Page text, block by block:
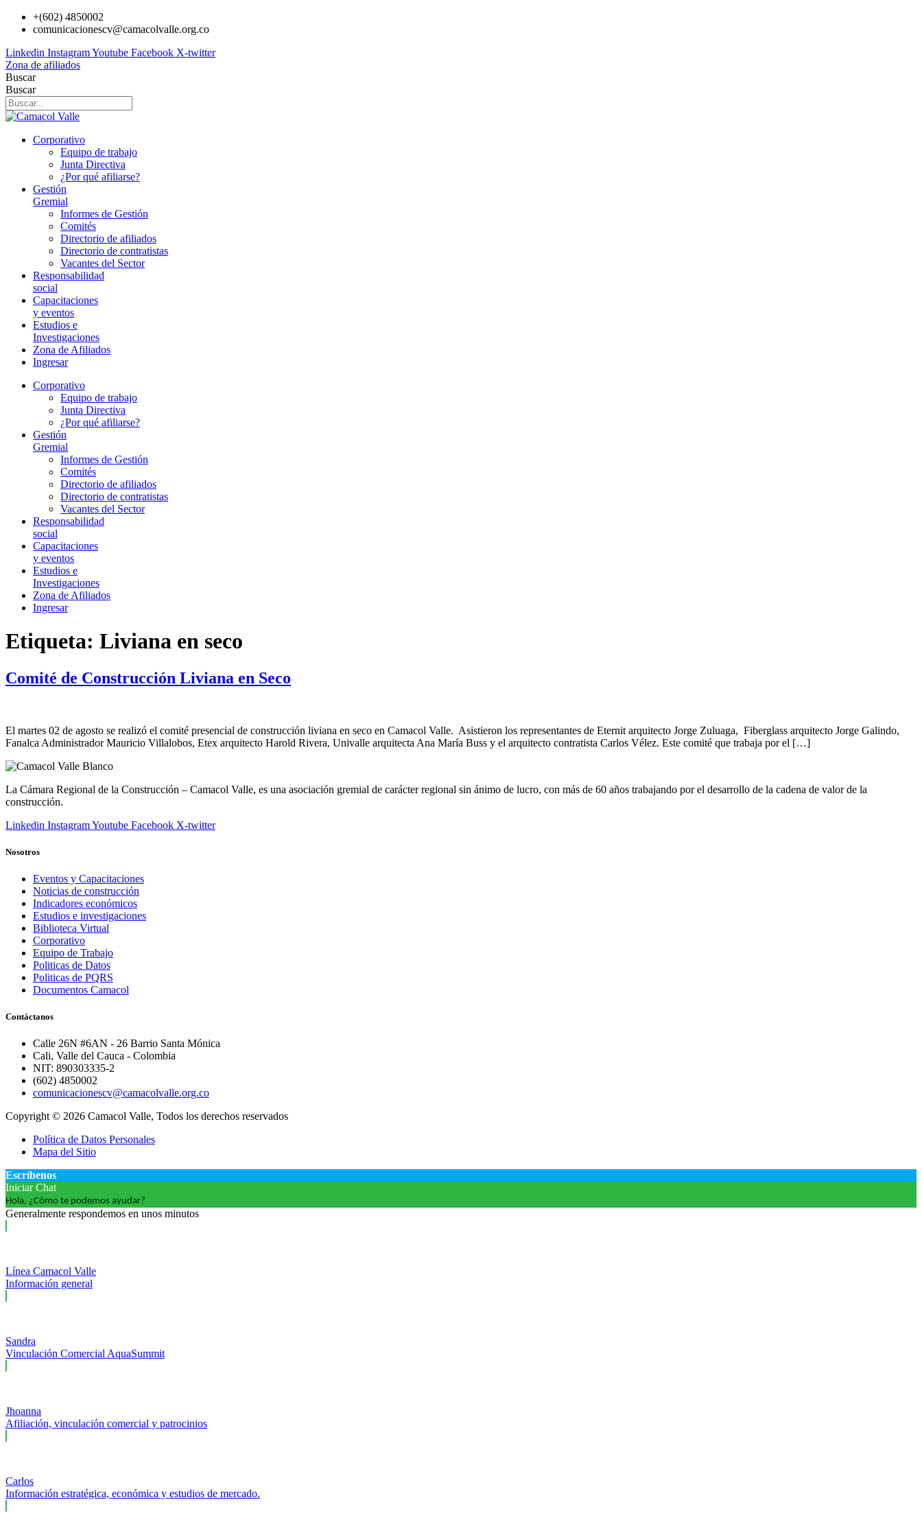
+(602) 4850002
comunicacionescv@camacolvalle.org.co
Linkedin InstagramYoutube Facebook X-twitter
Zona de afiliados
Buscar
Buscar
Corporativo
Equipo de trabajo
Junta Directiva
¿Por qué afiliarse?
Gestión
Gremial
Informes de Gestión
Comités
Directorio de afiliados
Directorio de contratistas
Vacantes del Sector
Responsabilidad
social
Capacitaciones
y eventos
Estudios e
Investigaciones
Zona de Afiliados
Ingresar
Corporativo
Equipo de trabajo
Junta Directiva
¿Por qué afiliarse?
Gestión
Gremial
Informes de Gestión
Comités
Directorio de afiliados
Directorio de contratistas
Vacantes del Sector
Responsabilidad
social
Capacitaciones
y eventos
Estudios e
Investigaciones
Zona de Afiliados
Ingresar
Etiqueta: Liviana en seco
Comité de Construcción Liviana en Seco
El martes 02 de agosto se realizó el comité presencial de construcción liviana en seco en Camacol Valle. Asistieron los representantes de Eternit arquitecto Jorge Zuluaga, Fiberglass arquitecto Jorge Galindo,
Fanalca Administrador Mauricio Villalobos, Etex arquitecto Harold Rivera, Univalle arquitecta Ana María Buss y el arquitecto contratista Carlos Vélez. Este comité que trabaja por el […]
La Cámara Regional de la Construcción – Camacol Valle, es una asociación gremial de carácter regional sin ánimo de lucro, con más de 60 años trabajando por el desarrollo de la cadena de valor de la
construcción.
Linkedin InstagramYoutube Facebook X-twitter
Nosotros
Eventos y Capacitaciones
Noticias de construcción
Indicadores económicos
Estudios e investigaciones
Biblioteca Virtual
Corporativo
Equipo de Trabajo
Politicas de Datos
Politicas de PQRS
Documentos Camacol
Contáctanos
Calle 26N #6AN - 26 Barrio Santa Mónica
Cali, Valle del Cauca - Colombia
NIT: 890303335-2
(602) 4850002
comunicacionescv@camacolvalle.org.co
Copyright © 2026 Camacol Valle, Todos los derechos reservados
Política de Datos Personales
Mapa del Sitio
Escríbenos
Iniciar Chat
Hola, ¿Cómo te podemos ayudar?
Generalmente respondemos en unos minutos
Línea Camacol Valle
Información general
Sandra
Vinculación Comercial AquaSummit
Jhoanna
Afiliación, vinculación comercial y patrocinios
Carlos
Información estratégica, económica y estudios de mercado.